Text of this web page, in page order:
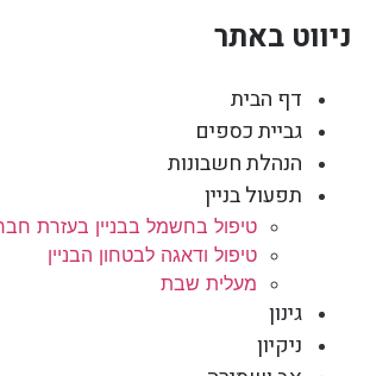
ניווט באתר
דף הבית
גביית כספים
הנהלת חשבונות
תפעול בניין
טיפול בחשמל בבניין בעזרת
טיפול ודאגה לבטחון הבניין
מעלית שבת
גינון
ניקיון